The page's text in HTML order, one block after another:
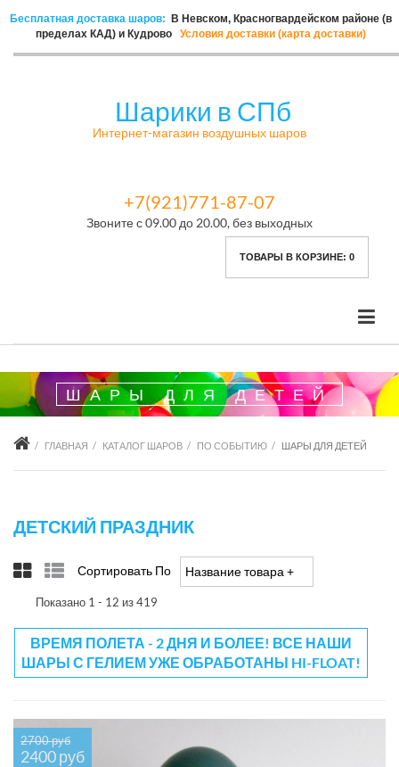
Бесплатная доставка шаров:
В Невском, Красногвардейском районе (в
пределах КАД) и Кудрово
Условия доставки (карта доставки)
Шарики в СПб
Интернет-магазин воздушных шаров
+7(921)771-87-07
Звоните с 09.00 до 20.00, без выходных
ТОВАРЫ В КОРЗИНЕ: 0
ШАРЫ ДЛЯ ДЕТЕЙ
ГЛАВНАЯ КАТАЛОГ ШАРОВ ПО СОБЫТИЮ ШАРЫ ДЛЯ ДЕТЕЙ
ДЕТСКИЙ ПРАЗДНИК
Сортировать По Название товара +/-
Показано 1 - 12 из 419
ВРЕМЯ ПОЛЕТА - 2 ДНЯ И БОЛЕЕ! ВСЕ НАШИ
ШАРЫ С ГЕЛИЕМ УЖЕ ОБРАБОТАНЫ HI-FLOAT!
2700 руб
2400 руб